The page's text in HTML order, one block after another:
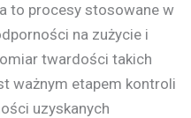
to procesy stosowane w
na zużycie i
twardości takich
ważnym etapem kontroli
uzyskanych